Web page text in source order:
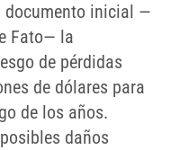
documento inicial —
Fato— la
de pérdidas
de dólares para
de los años.
daños